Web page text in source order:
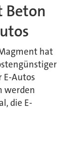
Beton
hat
Autos
werden
die E-